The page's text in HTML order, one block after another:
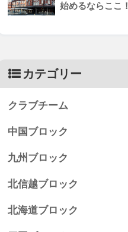
始めるならここ！
カテゴリー
クラブチーム
中国ブロック
九州ブロック
北信越ブロック
北海道ブロック